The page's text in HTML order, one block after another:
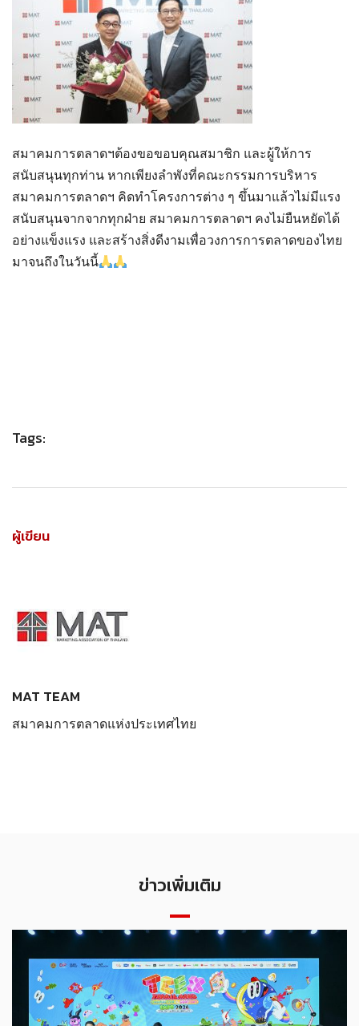
สมาคมการตลาดฯต้องขอขอบคุณสมาชิก และผู้ให้การ
สนับสนุนทุกท่าน หากเพียงลำพังที่คณะกรรมการบริหาร
สมาคมการตลาดฯ คิดทำโครงการต่าง ๆ ขึ้นมาแล้วไม่มีแรง
สนับสนุนจากจากทุกฝ่าย สมาคมการตลาดฯ คงไม่ยืนหยัดได้
อย่างแข็งแรง และสร้างสิ่งดีงามเพื่อวงการการตลาดของไทย
มาจนถึงในวันนี้
Tags:
ผู้เขียน
MAT TEAM
สมาคมการตลาดแห่งประเทศไทย
ข่าวเพิ่มเติม